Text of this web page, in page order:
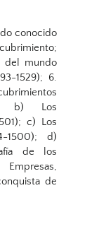
conocido
del mundo
1529); 6.
b) Los
c) Los
1500); d)
de los
de